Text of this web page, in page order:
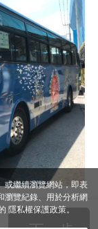
或繼續瀏覽網站，即表
瀏覽紀錄、用於分析網
隱私權保護政策。